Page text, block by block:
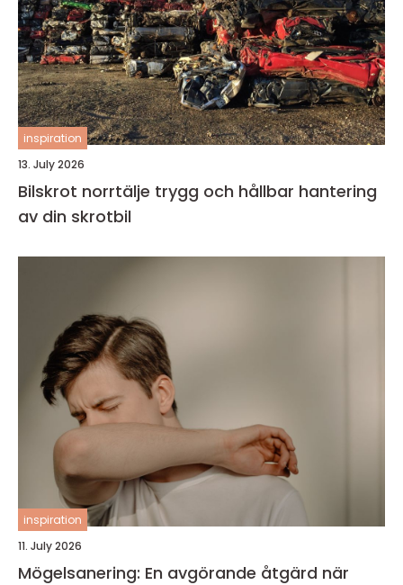
inspiration
13. July 2026
Bilskrot norrtälje trygg och hållbar hantering
av din skrotbil
inspiration
11. July 2026
Mögelsanering: En avgörande åtgärd när